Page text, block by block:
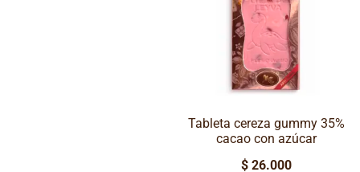
Tableta cereza gummy 35%
cacao con azúcar
$ 26.000